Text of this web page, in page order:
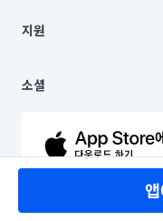
상품, 상품정보, 거래에 관한
언론 보도 관련 문의:
© 유한회사 미소. Miso,
이사
지원
이용약관
문의하기
소셜
유튜브